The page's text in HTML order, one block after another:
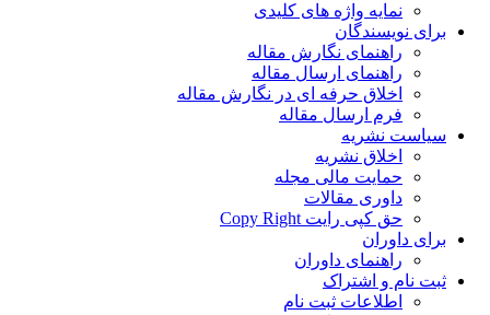
نمایه واژه های کلیدی
برای نویسندگان
راهنمای نگارش مقاله
راهنمای ارسال مقاله
اخلاق حرفه ای در نگارش مقاله
فرم ارسال مقاله
سیاست نشریه
اخلاق نشریه
حمایت مالی مجله
داوری مقالات
حق کپی رایت Copy Right
برای داوران
راهنمای داوران
ثبت نام و اشتراک
اطلاعات ثبت نام